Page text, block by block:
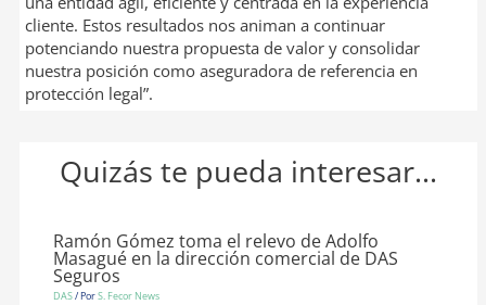
cliente. Estos resultados nos animan a continuar
potenciando nuestra propuesta de valor y consolidar
nuestra posición como aseguradora de referencia en
protección legal”.
Quizás te pueda interesar...
Ramón Gómez toma el relevo de Adolfo
Masagué en la dirección comercial de DAS
Seguros
DAS/ PorS. Fecor News